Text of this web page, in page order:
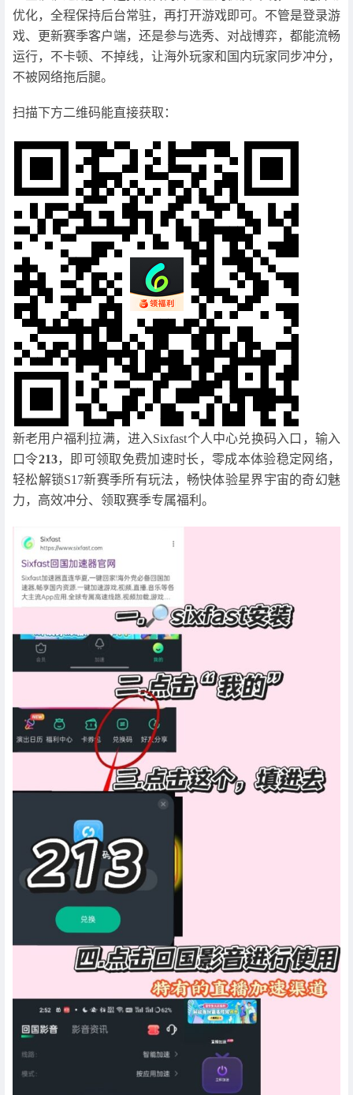
优化，全程保持后台常驻，再打开游戏即可。不管是登录游
戏、更新赛季客户端，还是参与选秀、对战博弈，都能流畅
运行，不卡顿、不掉线，让海外玩家和国内玩家同步冲分，
不被网络拖后腿。
扫描下方二维码能直接获取：
新老用户福利拉满，进入Sixfast个人中心兑换码入口，输入
口令213，即可领取免费加速时长，零成本体验稳定网络，
轻松解锁S17新赛季所有玩法，畅快体验星界宇宙的奇幻魅
力，高效冲分、领取赛季专属福利。